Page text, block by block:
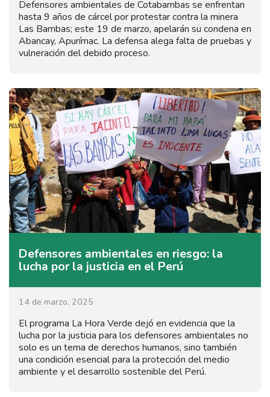
Defensores ambientales de Cotabambas se enfrentan
hasta 9 años de cárcel por protestar contra la minera
Las Bambas; este 19 de marzo, apelarán su condena en
Abancay, Apurímac. La defensa alega falta de pruebas y
vulneración del debido proceso.
Defensores ambientales en riesgo: la
lucha por la justicia en el Perú
14 de marzo, 2025
El programa La Hora Verde dejó en evidencia que la
lucha por la justicia para los defensores ambientales no
solo es un tema de derechos humanos, sino también
una condición esencial para la protección del medio
ambiente y el desarrollo sostenible del Perú.